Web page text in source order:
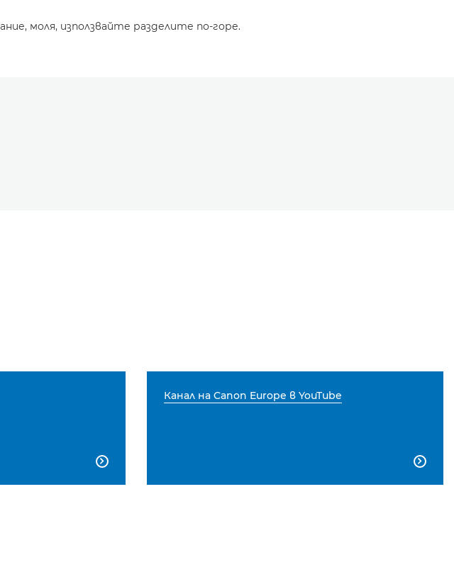
моля, използвайте разделите по-горе.

Канал на Canon Europe в YouTube
